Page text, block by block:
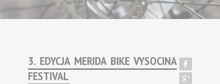
3. EDYCJA MERIDA BIKE VYSOCINA
FESTIVAL